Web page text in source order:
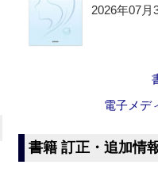
2026年07月
電子メデ
書籍 訂正・追加情